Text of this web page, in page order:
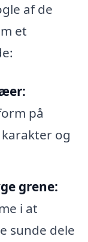
af de
et
på
og
grene:
i at
sunde dele